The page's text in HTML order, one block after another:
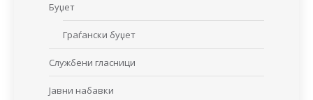
Буџет
Граѓански буџет
Службени гласници
Јавни набавки